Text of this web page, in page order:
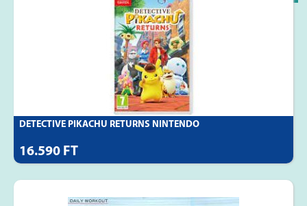
DETECTIVE PIKACHU RETURNS NINTENDO
16.590 FT